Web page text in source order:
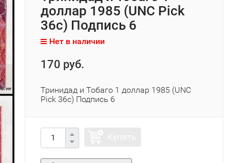
доллар 1985 (UNC Pick
36c) Подпись 6
Нет в наличии
170 руб.
Тринидад и Тобаго 1 доллар 1985 (UNC
Pick 36c) Подпись 6